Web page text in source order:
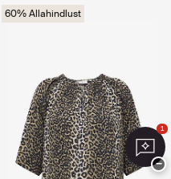
60% Allahindlust
1
−